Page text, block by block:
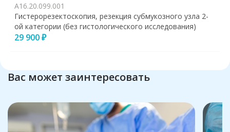
А16.20.099.001
Гистерорезектоскопия, резекция субмукозного узла 2-
ой категории (без гистологического исследования)
29 900 ₽
Вас может заинтересовать